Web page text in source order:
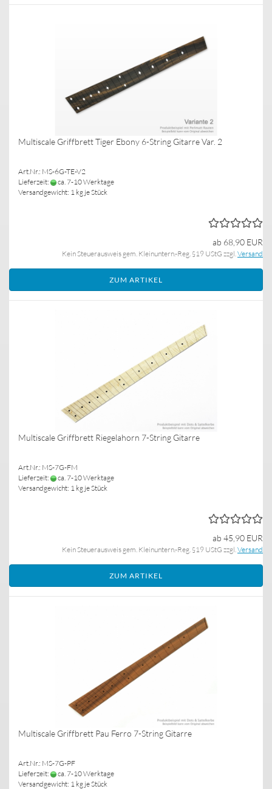
Multiscale Griffbrett Tiger Ebony 6-String Gitarre Var. 2
Art.Nr.: MS-6G-TE-V2
Lieferzeit:
ca. 7-10 Werktage
Versandgewicht: 1 kg je Stück
ab 68,90 EUR
Kein Steuerausweis gem. Kleinuntern.-Reg. §19 UStG zzgl. Versand
ZUM ARTIKEL
Multiscale Griffbrett Riegelahorn 7-String Gitarre
Art.Nr.: MS-7G-FM
Lieferzeit:
ca. 7-10 Werktage
Versandgewicht: 1 kg je Stück
ab 45,90 EUR
Kein Steuerausweis gem. Kleinuntern.-Reg. §19 UStG zzgl. Versand
ZUM ARTIKEL
Multiscale Griffbrett Pau Ferro 7-String Gitarre
Art.Nr.: MS-7G-PF
Lieferzeit:
ca. 7-10 Werktage
Versandgewicht: 1 kg je Stück